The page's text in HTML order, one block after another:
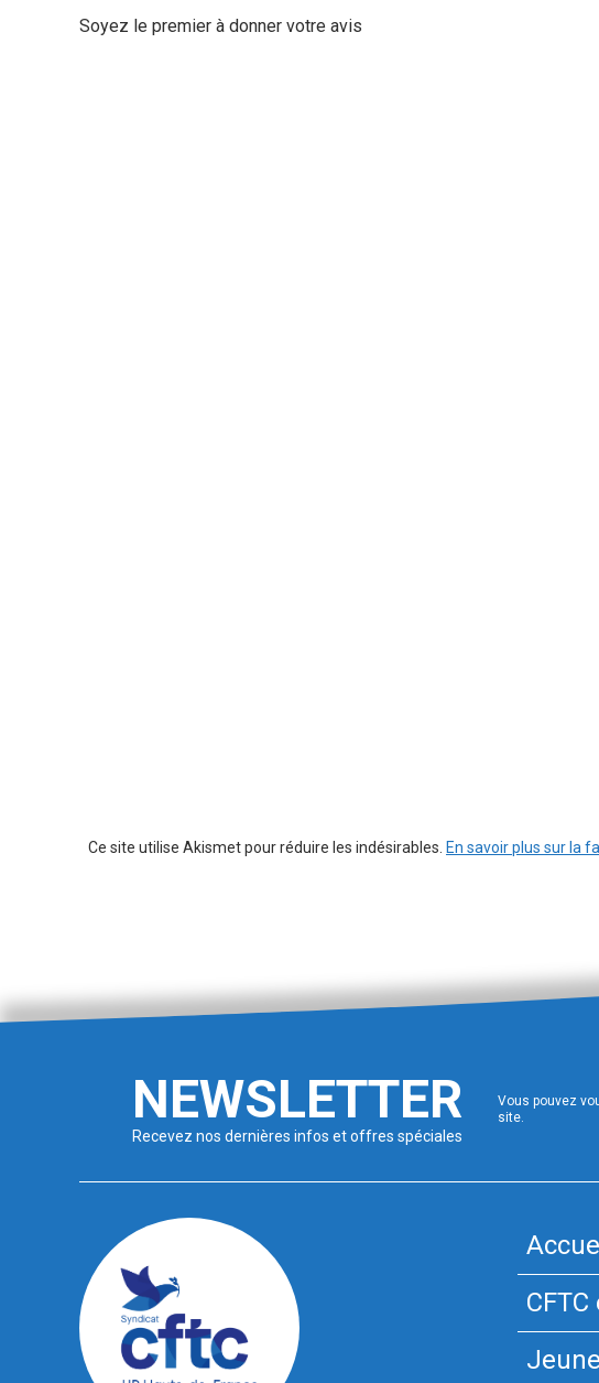
Soyez le premier à donner votre avis
Ce site utilise Akismet pour réduire les indésirables. En savoir plus sur la
NEWSLETTER
Recevez nos dernières infos et offres spéciales
Vous pouvez
site.